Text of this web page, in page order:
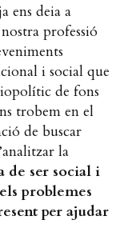
ens deia a
professió
i social que
de fons
trobem en el
de buscar
la
de ser social i
problemes
per ajudar